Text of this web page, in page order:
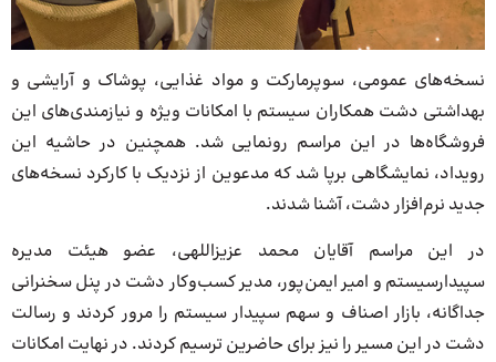
نسخه‌های عمومی، سوپرمارکت و مواد غذایی، پوشاک و آرایشی و
بهداشتی دشت همکاران سیستم با امکانات ویژه و نیازمندی‌های این
فروشگاه‌ها در این مراسم رونمایی شد. همچنین در حاشیه این
رویداد، نمایشگاهی برپا شد که مدعوین از نزدیک با کارکرد نسخه‌های
جدید نرم‌افزار دشت، آشنا شدند.
در این مراسم آقایان محمد عزیزاللهی، عضو هیئت مدیره
سپیدارسیستم و امیر ایمن‌پور، مدیر کسب‌وکار دشت در پنل سخنرانی
جداگانه، بازار اصناف و سهم سپیدار سیستم را مرور کردند و رسالت
دشت در این مسیر را نیز برای حاضرین ترسیم کردند. در نهایت امکانات